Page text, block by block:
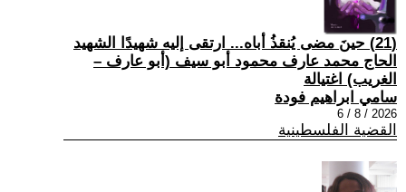
(21) حينَ مضى يُنقذُ أباه... ارتقى إليه شهيدًا الشهيد
الحاج محمد عارف محمود أبو سيف (أبو عارف –
الغريب) اغتيالة
سامي ابراهيم فودة
2026 / 8 / 6
القضية الفلسطينية